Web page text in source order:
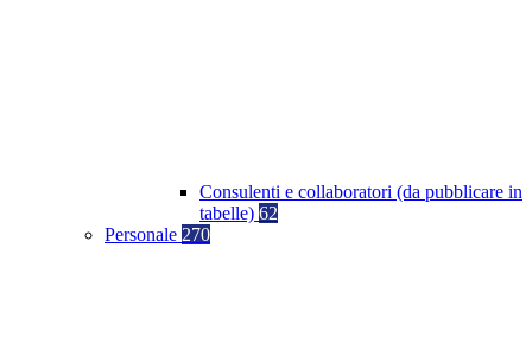
Consulenti e collaboratori (da pubblicare in
tabelle) 62
Personale 270